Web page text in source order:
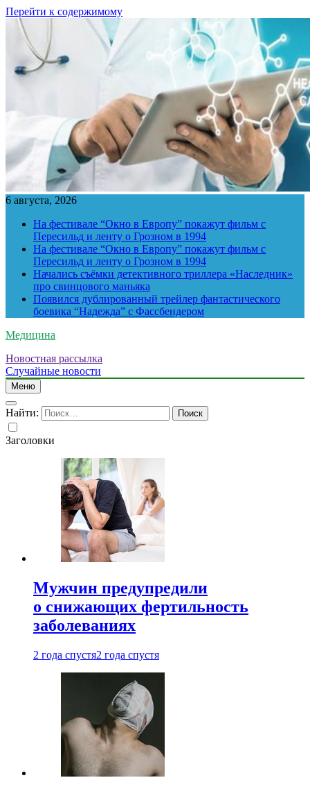
Перейти к содержимому
6 августа, 2026
На фестивале “Окно в Европу” покажут фильм с
Пересильд и ленту о Грозном в 1994
На фестивале “Окно в Европу” покажут фильм с
Пересильд и ленту о Грозном в 1994
Начались съёмки детективного триллера «Наследник»
про свинцового маньяка
Появился дублированный трейлер фантастического
боевика “Надежда” с Фассбендером
Медицина
Новостная рассылка
Случайные новости
Меню
Найти:
Заголовки
Мужчин предупредили
о снижающих фертильность
заболеваниях
2 года спустя2 года спустя